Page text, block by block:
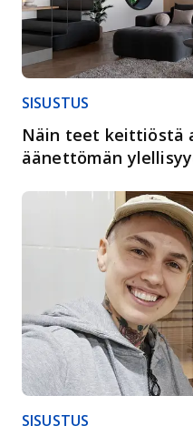
SISUSTUS
Näin teet keittiöstä
äänettömän
SISUSTUS